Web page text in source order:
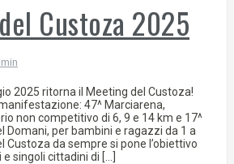
Custoza 2025
2025 ritorna il Meeting del Custoza!
47^ Marciarena,
non competitivo di 6, 9 e 14 km e 17^
Domani, per bambini e ragazzi da 1 a
Custoza da sempre si pone l’obiettivo
singoli cittadini di […]